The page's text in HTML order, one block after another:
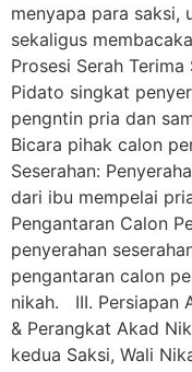
menyapa para saksi,
sekaligus
Prosesi Serah
Pidato singkat
pengntin pria dan
Bicara pihak calon
Seserahan:
dari ibu mempelai
Pengantaran Calon
penyerahan
pengantaran calon
nikah. III. Persiapan
& Perangkat Akad
kedua Saksi, Wali